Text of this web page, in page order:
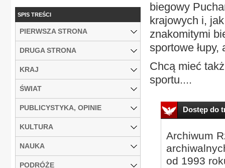
biegowy
krajowych i,
znakomitymi
sportowe łupy,
Chcą mieć
sportu....
Dostęp do
Archiwum
od 1993
SPIS TREŚCI
PIERWSZA STRONA
DRUGA STRONA
KRAJ
ŚWIAT
PUBLICYSTYKA, OPINIE
KULTURA
NAUKA
PODRÓŻE